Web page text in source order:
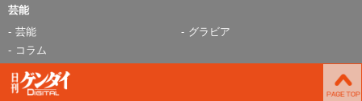
芸能
芸能
グラビア
コラム